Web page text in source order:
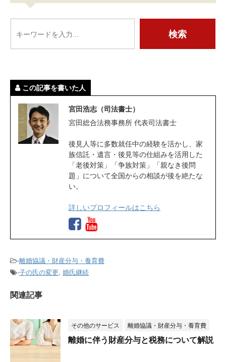
この記事を書いた人
宮田浩志（司法書士）
宮田総合法務事務所 代表司法書士
後見人等に多数就任中の経験を活かし、家
族信託・遺言・後見等の仕組みを活用した
「老後対策」「争族対策」「親なき後問
題」について全国からの相談が後を絶たな
い。
詳しいプロフィールはこちら
-離婚協議・財産分与・養育費
-子の氏の変更, 婚氏継続
関連記事
その他のサービス 離婚協議・財産分与・養育費
離婚に伴う財産分与と税務について解説